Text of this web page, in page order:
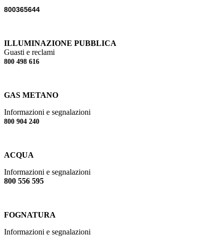
800365644
ILLUMINAZIONE PUBBLICA
Guasti e reclami
800 498 616
GAS METANO
Informazioni e segnalazioni
800 904 240
ACQUA
Informazioni e segnalazioni
800 556 595
FOGNATURA
Informazioni e segnalazioni